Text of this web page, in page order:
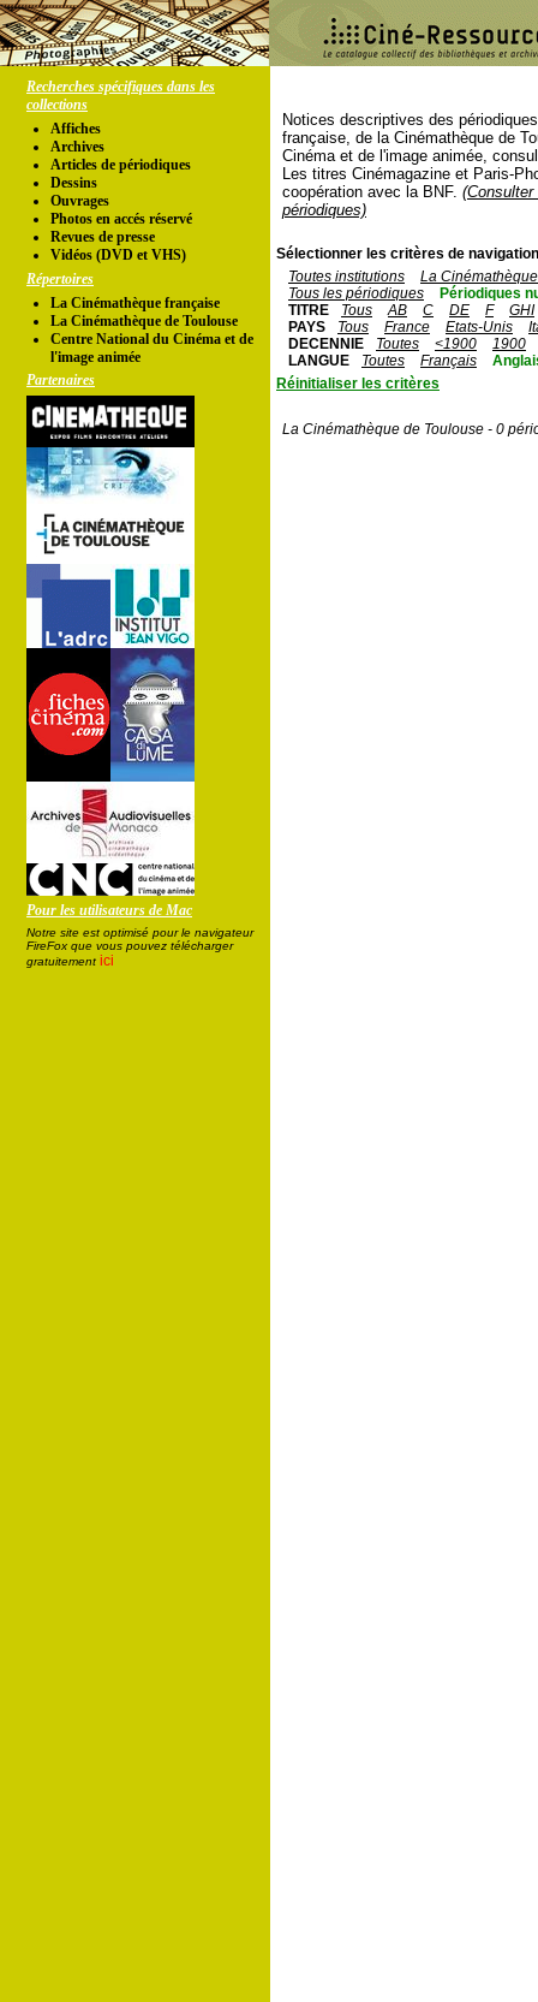
Recherches spécifiques dans les
collections
Affiches
Archives
Articles de périodiques
Dessins
Ouvrages
Photos en accés réservé
Revues de presse
Vidéos (DVD et VHS)
Répertoires
La Cinémathèque française
La Cinémathèque de Toulouse
Centre National du Cinéma et de
l'image animée
Partenaires
Pour les utilisateurs de Mac
Notre site est optimisé pour le navigateur
FireFox que vous pouvez télécharger
gratuitement ici
Notices descriptives des
française, de la Cinémathèque de
Cinéma et de l'image animée,
Les titres Cinémagazine et Paris-
coopération avec la BNF.
périodiques)
Sélectionner les critères de
Toutes institutions
La
Tous les périodiques
Périodiques
TITRE
Tous AB C DE F
GHI
PAYS
Tous France Etats-Unis
DECENNIE
Toutes <1900
1900
LANGUE
Toutes Français
Réinitialiser les critères
La Cinémathèque de Toulouse - 0